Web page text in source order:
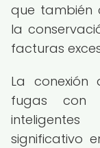
que también
la
facturas
La conexión
fugas con
significativo